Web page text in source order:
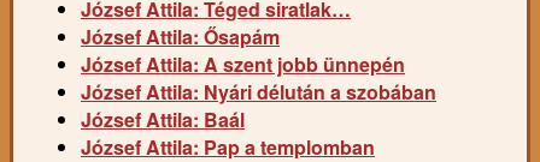
József Attila: Téged siratlak…
József Attila: Ősapám
József Attila: A szent jobb ünnepén
József Attila: Nyári délután a szobában
József Attila: Baál
József Attila: Pap a templomban